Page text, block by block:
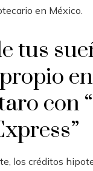
en México.
tus
en
con
los créditos